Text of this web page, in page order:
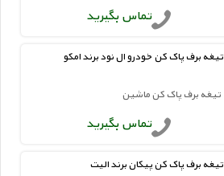
تماس بگیرید
تیغه برف پاک کن خودرو ال نود برند امکو
تیغه برف پاک کن ماشین
تماس بگیرید
تیغه برف پاک کن پیکان برند الیت